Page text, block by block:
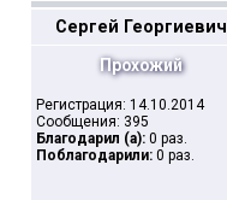
Сергей Георгиевич
Прохожий
Регистрация: 14.10.2014
Сообщения: 395
Благодарил (а): 0 раз.
Поблагодарили: 0 раз.